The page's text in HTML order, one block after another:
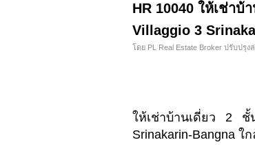
HR 10040 ให้เช่า
Villaggio 3
โดย PL Real Estate Broker ปรับปรุง
ให้เช่าบ้านเดี่ยว 2
Srinakarin-Bangna ใ